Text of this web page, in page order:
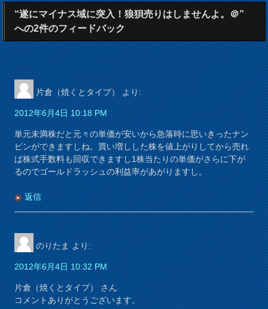
“遂にマイナス域に突入！狼狽売りはしませんよ。＠”
への2件のフィードバック
片倉（焼くとタイプ） より:
2012年6月4日 10:18 PM
単元未満株だと元々の単価が安いから急落時に思いきったナン
ピンができますしね。買い増しした株を値上がりしてから売れ
ば株式手数料も回収できますし1株当たりの単価がさらに下が
るのでゴールドラッシュの利益率があがりますし。
返信
のりたま より:
2012年6月4日 10:32 PM
片倉（焼くとタイプ） さん
コメントありがとうございます。